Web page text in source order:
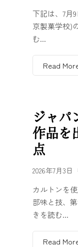
下記は、7月
京製菓学校)
む...
Read
ジャパ
作品を
点
2026年7月3日
カルトンを
部味と技、
きを読む...
Read